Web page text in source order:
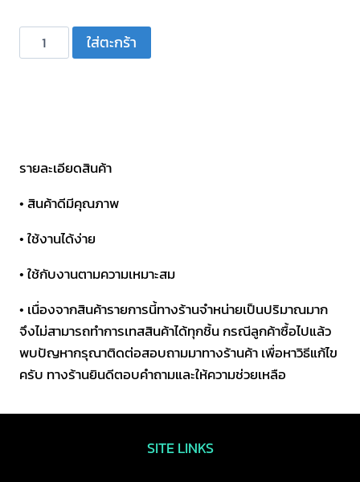
จำนวน
หัว
250
แดง
ชิ้น
ใส่ตะกร้า
รายละเอียดสินค้า
• สินค้าดีมีคุณภาพ
• ใช้งานได้ง่าย
• ใช้กับงานตามความเหมาะสม
• เนื่องจากสินค้ารายการนี้ทางร้านจำหน่ายเป็นปริมาณมาก
จึงไม่สามารถทำการเทสสินค้าได้ทุกชิ้น กรณีลูกค้าซื้อไปแล้ว
พบปัญหากรุณาติดต่อสอบถามมาทางร้านค้า เพื่อหาวิธีแก้ไข
ครับ ทางร้านยินดีตอบคำถามและให้ความช่วยเหลือ
SITE LINKS